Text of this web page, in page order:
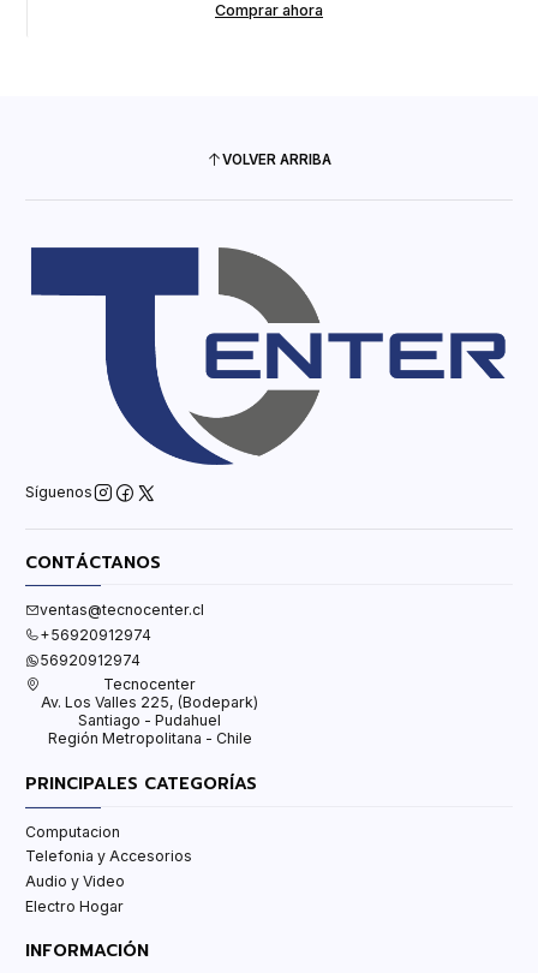
Comprar ahora
VOLVER ARRIBA
Síguenos
CONTÁCTANOS
ventas@tecnocenter.cl
+56920912974
56920912974
Tecnocenter
Av. Los Valles 225, (Bodepark)
Santiago - Pudahuel
Región Metropolitana - Chile
PRINCIPALES CATEGORÍAS
Computacion
Telefonia y Accesorios
Audio y Video
Electro Hogar
INFORMACIÓN